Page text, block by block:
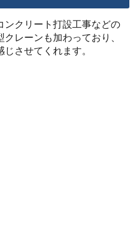
ンクリート打設工事などの
レーンも加わっており、
させてくれます。